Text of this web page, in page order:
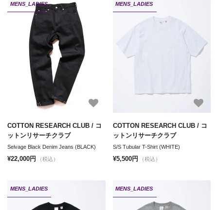
MENS_LADIES
COTTON RESEARCH CLUB / コ
ットンリサーチクラブ
Selvage Black Denim Jeans (BLACK)
¥22,000円 （税込）
MENS_LADIES
COTTON RESEARCH CLUB / コ
ットンリサーチクラブ
S/S Tubular T-Shirt (WHITE)
¥5,500円 （税込）
MENS_LADIES MENS_LADIES